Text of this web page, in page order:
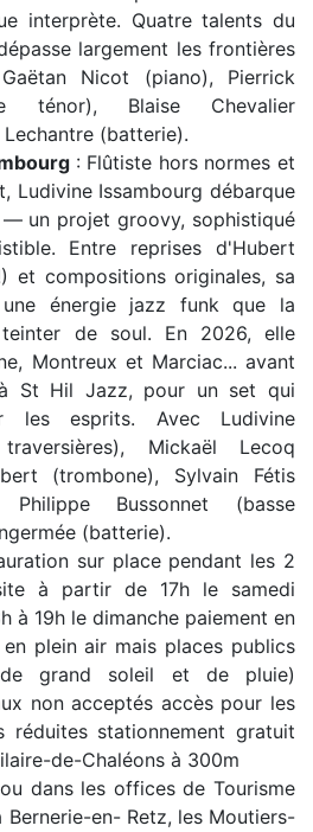
interprète. Quatre talents du
largement les frontières
Nicot (piano), Pierrick
ténor), Blaise Chevalier
(batterie).
: Flûtiste hors normes et
Ludivine Issambourg débarque
un projet groovy, sophistiqué
Entre reprises d'Hubert
et compositions originales, sa
énergie jazz funk que la
de soul. En 2026, elle
Montreux et Marciac... avant
St Hil Jazz, pour un set qui
les esprits. Avec Ludivine
Mickaël Lecoq
(trombone), Sylvain Fétis
Philippe Bussonnet (basse
(batterie).
sur place pendant les 2
à partir de 17h le samedi
à 19h le dimanche paiement en
plein air mais places publics
grand soleil et de pluie)
non acceptés accès pour les
réduites stationnement gratuit
de-Chaléons à 300m
dans les offices de Tourisme
Bernerie-en- Retz, les Moutiers-